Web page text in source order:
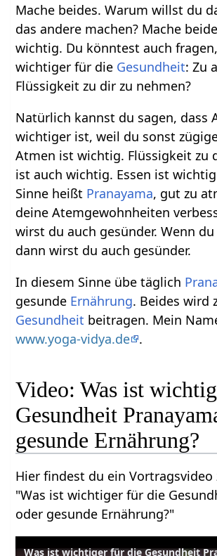
Mache beides. Warum willst du
das andere machen? Mache
wichtig. Du könntest auch
wichtiger für die Gesundheit: Zu
Flüssigkeit zu dir zu nehmen?
Natürlich kannst du sagen, dass
wichtiger ist, weil du sonst
Atmen ist wichtig. Flüssigkeit zu
ist auch wichtig. Essen ist
Sinne heißt Pranayama, gut zu
deine Atemgewohnheiten
wirst du auch gesünder. Wenn
dann wirst du auch gesünder.
In diesem Sinne übe täglich
gesunde Ernährung. Beides wird
Gesundheit beitragen. Mein
www.yoga-vidya.de .
Video: Was ist
Gesundheit
gesunde Ernährung?
Hier findest du ein Vortragsvideo
"Was ist wichtiger für die
oder gesunde Ernährung?"